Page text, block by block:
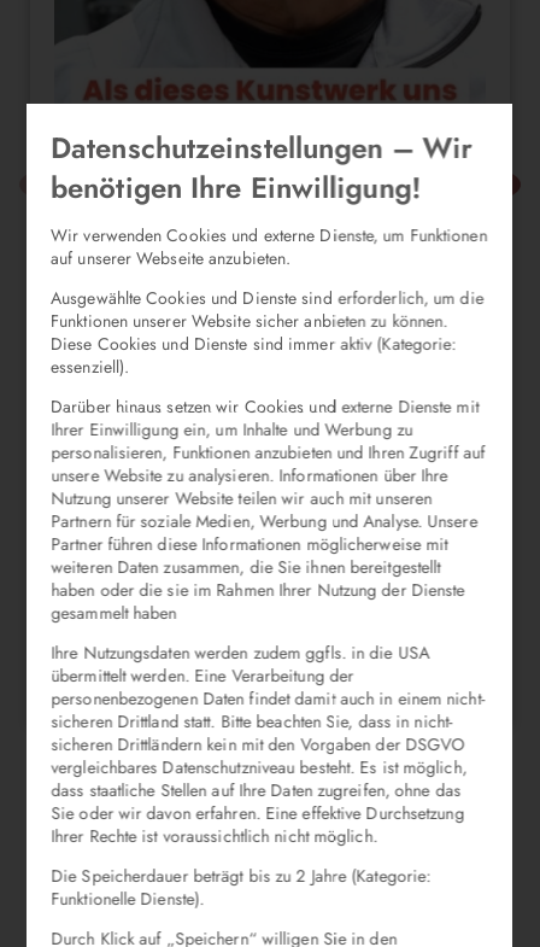
09.08.2026
Ein Projekt, das Maßstäbe gesprengt hat
– im wahrsten Sinne des Wortes! 📏
Unser Rosenmasswerk für ein
Kirchengebäude war nicht …
weiter lesen
Datenschutzeinstellungen – Wir
benötigen Ihre Einwilligung!
Wir verwenden Cookies und externe Dienste, um Funktionen
auf unserer Webseite anzubieten.
Ausgewählte Cookies und Dienste sind erforderlich, um die
Funktionen unserer Website sicher anbieten zu können.
Diese Cookies und Dienste sind immer aktiv (Kategorie:
essenziell).
Darüber hinaus setzen wir Cookies und externe Dienste mit
Ihrer Einwilligung ein, um Inhalte und Werbung zu
personalisieren, Funktionen anzubieten und Ihren Zugriff auf
unsere Website zu analysieren. Informationen über Ihre
Nutzung unserer Website teilen wir auch mit unseren
Partnern für soziale Medien, Werbung und Analyse. Unsere
Partner führen diese Informationen möglicherweise mit
weiteren Daten zusammen, die Sie ihnen bereitgestellt
haben oder die sie im Rahmen Ihrer Nutzung der Dienste
gesammelt haben
Ihre Nutzungsdaten werden zudem ggfls. in die USA
übermittelt werden. Eine Verarbeitung der
personenbezogenen Daten findet damit auch in einem nicht-
sicheren Drittland statt. Bitte beachten Sie, dass in nicht-
sicheren Drittländern kein mit den Vorgaben der DSGVO
vergleichbares Datenschutzniveau besteht. Es ist möglich,
dass staatliche Stellen auf Ihre Daten zugreifen, ohne das
Sie oder wir davon erfahren. Eine effektive Durchsetzung
Ihrer Rechte ist voraussichtlich nicht möglich.
Die Speicherdauer beträgt bis zu 2 Jahre (Kategorie:
Funktionelle Dienste).
Durch Klick auf „Speichern“ willigen Sie in den